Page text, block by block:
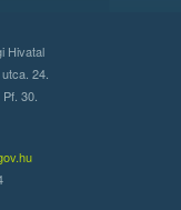
Hivatal
24.
30.